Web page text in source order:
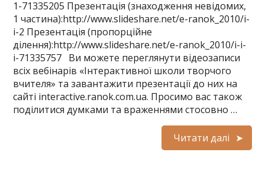
1-71335205 Презентація (знаходження невiдомих,
1 частина):http://www.slideshare.net/e-ranok_2010/i-
i-2 Презентація (пропорційне
ділення):http://www.slideshare.net/e-ranok_2010/i-i-
i-71335757 Ви можете переглянути відеозаписи
всіх вебінарів «Інтерактивної школи творчого
вчителя» та завантажити презентації до них на
сайті interactive.ranok.com.ua. Просимо вас також
поділитися думками та враженнями стосовно …
Читати далі